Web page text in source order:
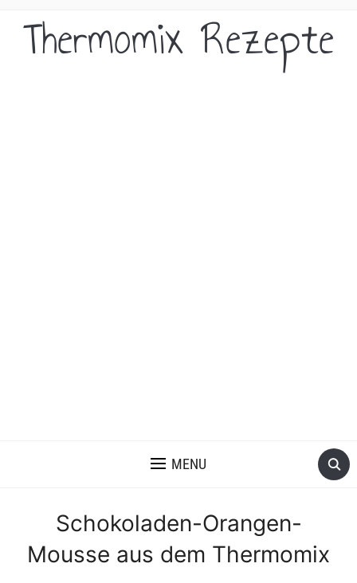
Thermomix Rezepte
MENU
Schokoladen-Orangen-
Mousse aus dem Thermomix